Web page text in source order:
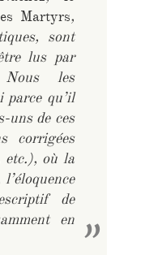
Martyrs,
sont
lus par
les
parce qu’il
uns de ces
corrigées
etc.), où la
de
en